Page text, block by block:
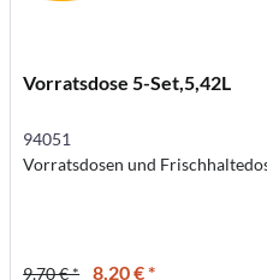
Vorratsdose 5-Set,5,42L
94051
Vorratsdosen und
9,70 € * 8,20 € *